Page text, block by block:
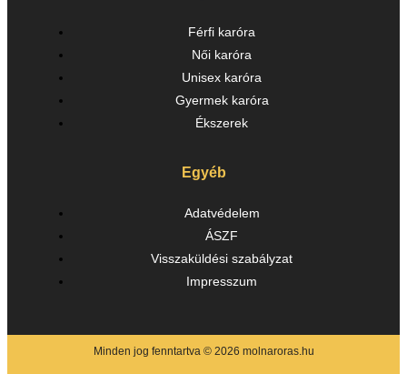
Férfi karóra
Női karóra
Unisex karóra
Gyermek karóra
Ékszerek
Egyéb
Adatvédelem
ÁSZF
Visszaküldési szabályzat
Impresszum
Minden jog fenntartva © 2026 molnaroras.hu